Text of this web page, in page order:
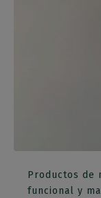
Productos de
funcional y